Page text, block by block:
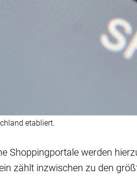
etabliert.
Shoppingportale werden
zählt inzwischen zu den